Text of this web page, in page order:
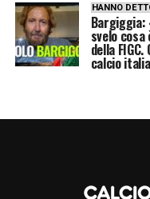
con l’ambiente.
giocare insieme,
GIOCARE CON
possono darci
HANNO
Bargiggia:
svelo
della
calcio